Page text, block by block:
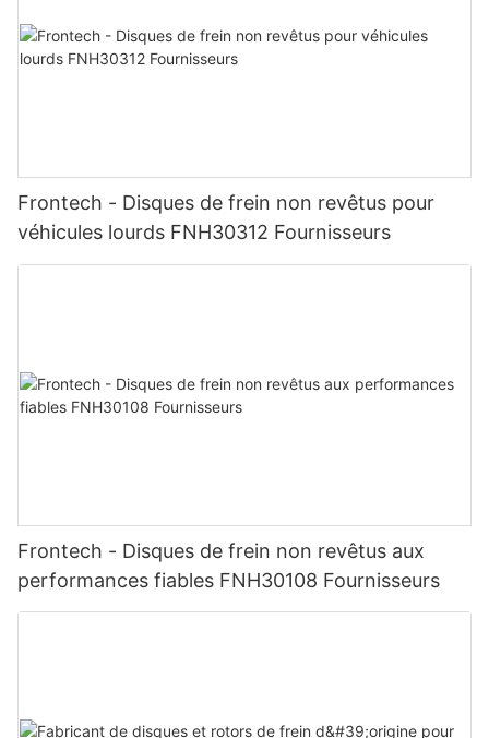
Frontech - Disques de frein non revêtus pour
véhicules lourds FNH30312 Fournisseurs
Frontech - Disques de frein non revêtus aux
performances fiables FNH30108 Fournisseurs